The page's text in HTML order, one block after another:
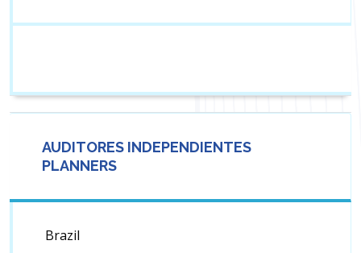
AUDITORES INDEPENDIENTES
PLANNERS
Brazil